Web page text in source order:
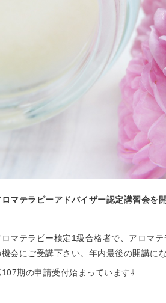
ロマテラピーアドバイザー認定講習会を
ロマテラピー検定1級合格者で、アロマ
会にご受講下さい。年内最後の開講にな
期の申請受付始まっています⇩